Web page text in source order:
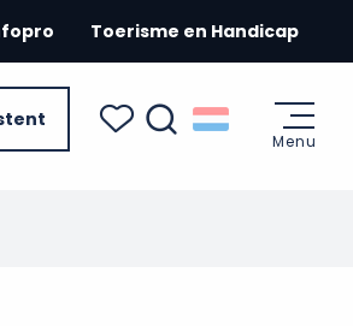
Toerisme en Handicap
Menu